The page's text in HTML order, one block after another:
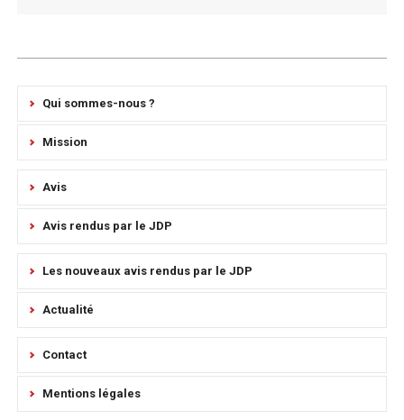
Qui sommes-nous ?
Mission
Avis
Avis rendus par le JDP
Les nouveaux avis rendus par le JDP
Actualité
Contact
Mentions légales